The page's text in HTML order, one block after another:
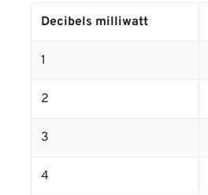
Decibels milliwatt
1
2
3
4